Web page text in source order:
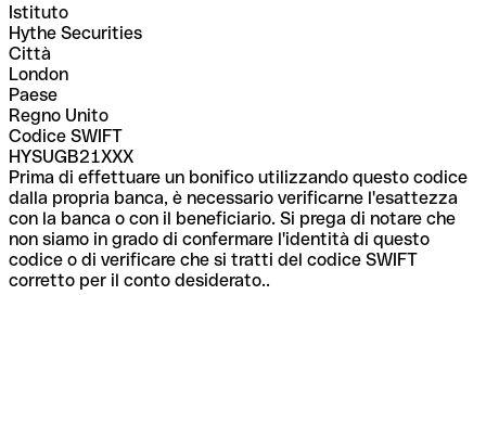
Istituto
Hythe Securities
Città
London
Paese
Regno Unito
Codice SWIFT
HYSUGB21XXX
Prima di effettuare un bonifico utilizzando questo codice
dalla propria banca, è necessario verificarne l'esattezza
con la banca o con il beneficiario. Si prega di notare che
non siamo in grado di confermare l'identità di questo
codice o di verificare che si tratti del codice SWIFT
corretto per il conto desiderato..